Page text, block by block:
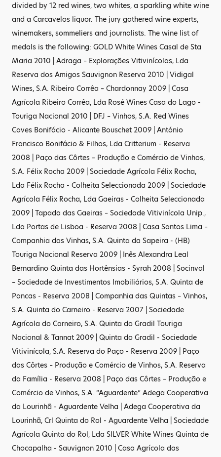
divided by 12 red wines, two whites, a sparkling white wine
and a Carcavelos liquor. The jury gathered wine experts,
winemakers, sommeliers and journalists. The wine list of
medals is the following: GOLD White Wines Casal de Sta
Maria 2010 | Adraga – Explorações Vitivinícolas, Lda
Reserva dos Amigos Sauvignon Reserva 2010 | Vidigal
Wines, S.A. Ribeiro Corrêa – Chardonnay 2009 | Casa
Agrícola Ribeiro Corrêa, Lda Rosé Wines Casa do Lago -
Touriga Nacional 2010 | DFJ – Vinhos, S.A. Red Wines
Caves Bonifácio - Alicante Bouschet 2009 | António
Francisco Bonifácio & Filhos, Lda Critterium - Reserva
2008 | Paço das Côrtes – Produção e Comércio de Vinhos,
S.A. Félix Rocha 2009 | Sociedade Agrícola Félix Rocha,
Lda Félix Rocha - Colheita Seleccionada 2009 | Sociedade
Agrícola Félix Rocha, Lda Gaeiras - Colheita Seleccionada
2009 | Tapada das Gaeiras – Sociedade Vitivinícola Unip.,
Lda Portas de Lisboa - Reserva 2008 | Casa Santos Lima –
Companhia das Vinhas, S.A. Quinta da Sapeira - (HB)
Touriga Nacional Reserva 2009 | Inês Alexandra Leal
Bernardino Quinta das Hortênsias - Syrah 2008 | Socinval
– Sociedade de Investimentos Imobiliários, S.A. Quinta de
Pancas - Reserva 2008 | Companhia das Quintas – Vinhos,
S.A. Quinta do Carneiro - Reserva 2007 | Sociedade
Agrícola do Carneiro, S.A. Quinta do Gradil Touriga
Nacional & Tannat 2009 | Quinta do Gradil - Sociedade
Vitivinícola, S.A. Reserva do Paço - Reserva 2009 | Paço
das Côrtes – Produção e Comércio de Vinhos, S.A. Reserva
da Família - Reserva 2008 | Paço das Côrtes – Produção e
Comércio de Vinhos, S.A. “Aguardente” Adega Cooperativa
da Lourinhã - Aguardente Velha | Adega Cooperativa da
Lourinhã, Crl Quinta do Rol - Aguardente Velha | Sociedade
Agrícola Quinta do Rol, Lda SILVER White Wines Quinta de
Chocapalha - Sauvignon 2010 | Casa Agrícola das